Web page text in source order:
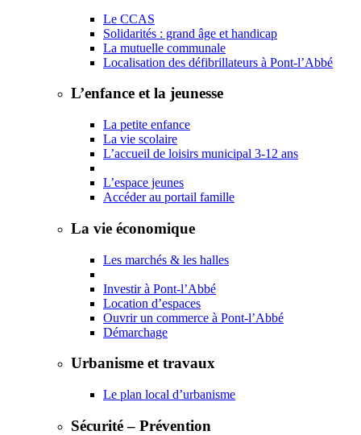
Le CCAS
Solidarités : grand âge et handicap
La mutuelle communale
Localisation des défibrillateurs à Pont-l’Abbé
L’enfance et la jeunesse
La petite enfance
La vie scolaire
L’accueil de loisirs municipal 3-12 ans
L’espace jeunes
Accéder au portail famille
La vie économique
Les marchés & les halles
Investir à Pont-l’Abbé
Location d’espaces
Ouvrir un commerce à Pont-l’Abbé
Démarchage
Urbanisme et travaux
Le plan local d’urbanisme
Sécurité – Prévention